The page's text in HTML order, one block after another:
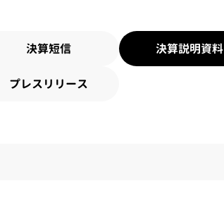
決算短信 決算説明資料
プレスリリース